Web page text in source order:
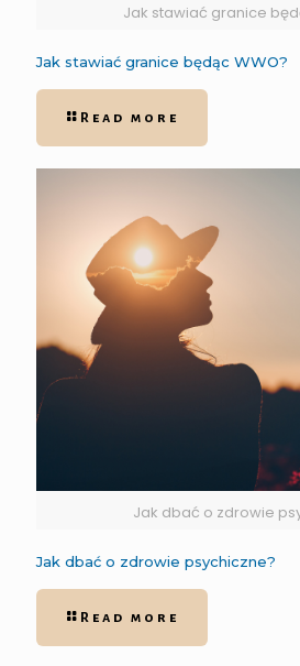
Jak stawiać granice
Jak stawiać granice będąc WWO?
Read more
Jak dbać o zdrowie
Jak dbać o zdrowie psychiczne?
Read more